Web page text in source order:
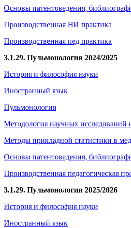
Основы патентоведения,
Производственная НИ практика
Производственная пед практика
3.1.29. Пульмонология 2024/2025
История и философия науки
Иностранный язык
Пульмонология
Методология научных исследований
Методы прикладной статистики в
Основы патентоведения,
Производственная педагогическая
3.1.29. Пульмонология 2025/2026
История и философия науки
Иностранный язык